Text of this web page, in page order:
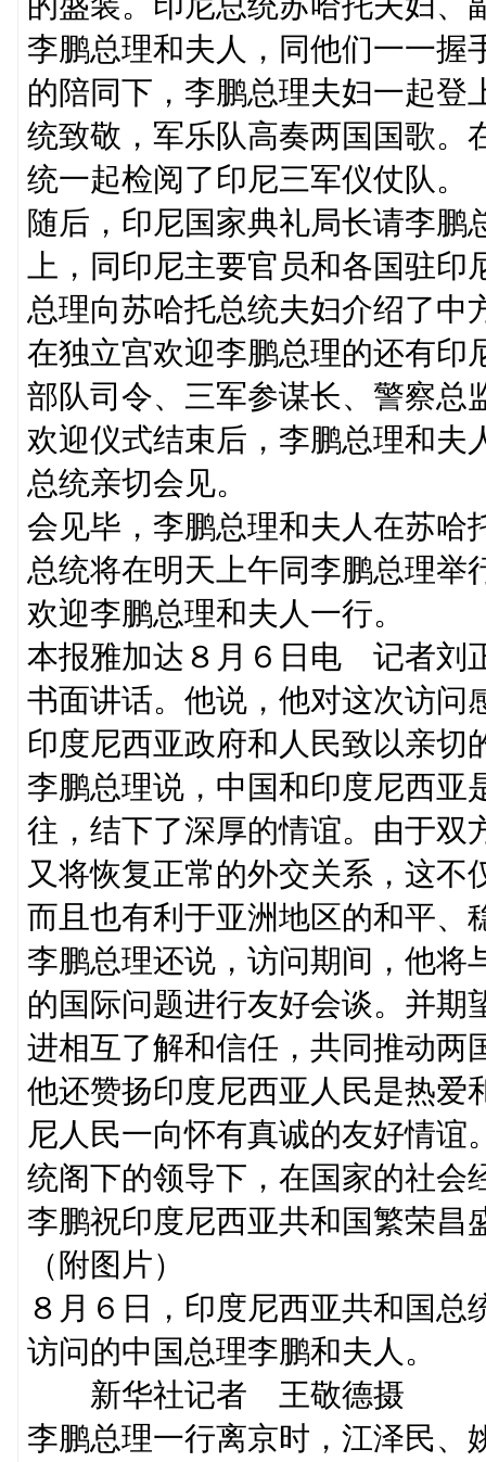
李鹏总理和夫人，同他们一一握
的陪同下，李鹏总理夫妇一起登
统致敬，军乐队高奏两国国歌。
统一起检阅了印尼三军仪仗队。
随后，印尼国家典礼局长请李鹏
上，同印尼主要官员和各国驻
总理向苏哈托总统夫妇介绍了中
在独立宫欢迎李鹏总理的还有印
部队司令、三军参谋长、警察总
欢迎仪式结束后，李鹏总理和夫
总统亲切会见。
会见毕，李鹏总理和夫人在苏哈
总统将在明天上午同李鹏总理举
欢迎李鹏总理和夫人一行。
本报雅加达８月６日电 记者刘
书面讲话。他说，他对这次访问
印度尼西亚政府和人民致以亲切
李鹏总理说，中国和印度尼西亚
往，结下了深厚的情谊。由于双
又将恢复正常的外交关系，这
而且也有利于亚洲地区的和平、
李鹏总理还说，访问期间，他将
的国际问题进行友好会谈。并期
进相互了解和信任，共同推动两
他还赞扬印度尼西亚人民是热爱
尼人民一向怀有真诚的友好情
统阁下的领导下，在国家的社会
李鹏祝印度尼西亚共和国繁荣昌
（附图片）
８月６日，印度尼西亚共和国
访问的中国总理李鹏和夫人。
新华社记者 王敬德摄 （
李鹏总理一行离京时，江泽民、